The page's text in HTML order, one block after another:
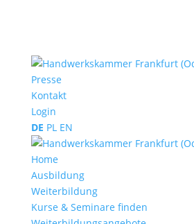
Presse
Kontakt
Login
DE PL EN
Home
Ausbildung
Weiterbildung
Kurse & Seminare finden